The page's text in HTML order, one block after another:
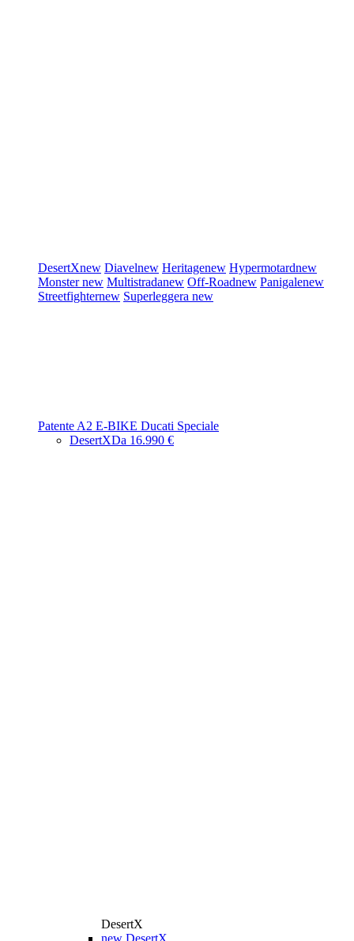
DesertXnew Diavelnew Heritagenew Hypermotardnew
Monsternew Multistradanew Off-Roadnew Panigalenew
Streetfighternew Superleggera new
Patente A2 E-BIKE Ducati Speciale
DesertXDa 16.990 €
DesertX
new DesertX